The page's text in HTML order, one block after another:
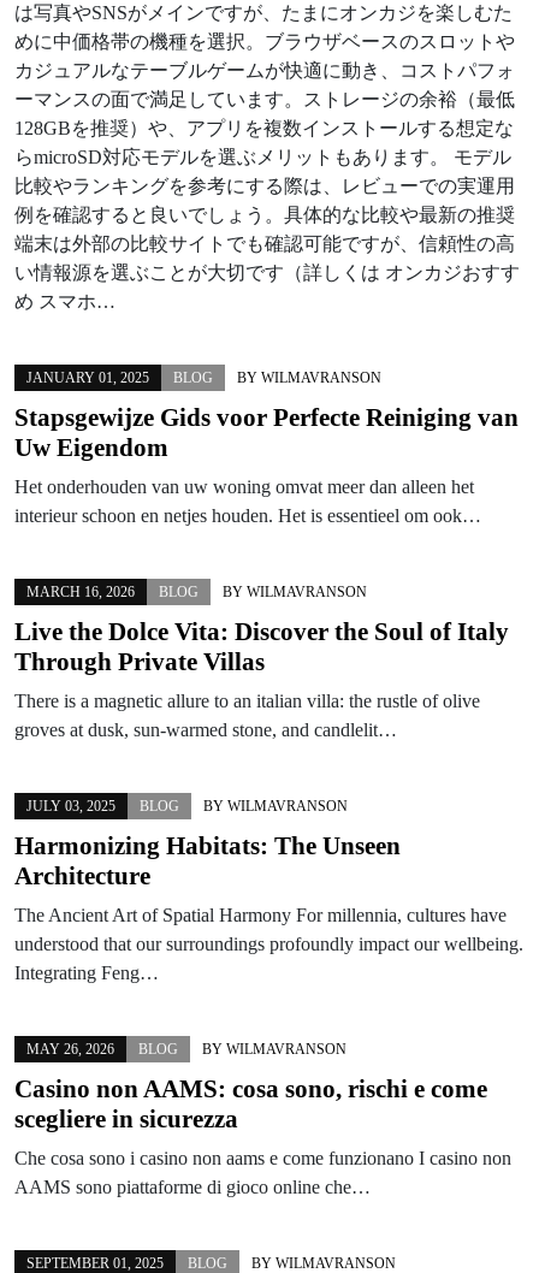
は写真やSNSがメインですが、たまにオンカジを楽しむた
めに中価格帯の機種を選択。ブラウザベースのスロットや
カジュアルなテーブルゲームが快適に動き、コストパフォ
ーマンスの面で満足しています。ストレージの余裕（最低
128GBを推奨）や、アプリを複数インストールする想定な
らmicroSD対応モデルを選ぶメリットもあります。 モデル
比較やランキングを参考にする際は、レビューでの実運用
例を確認すると良いでしょう。具体的な比較や最新の推奨
端末は外部の比較サイトでも確認可能ですが、信頼性の高
い情報源を選ぶことが大切です（詳しくは オンカジおすす
め スマホ…
JANUARY 01, 2025 BLOG BY WILMAVRANSON
Stapsgewijze Gids voor Perfecte Reiniging van
Uw Eigendom
Het onderhouden van uw woning omvat meer dan alleen het
interieur schoon en netjes houden. Het is essentieel om ook…
MARCH 16, 2026 BLOG BY WILMAVRANSON
Live the Dolce Vita: Discover the Soul of Italy
Through Private Villas
There is a magnetic allure to an italian villa: the rustle of olive
groves at dusk, sun-warmed stone, and candlelit…
JULY 03, 2025 BLOG BY WILMAVRANSON
Harmonizing Habitats: The Unseen
Architecture
The Ancient Art of Spatial Harmony For millennia, cultures have
understood that our surroundings profoundly impact our wellbeing.
Integrating Feng…
MAY 26, 2026 BLOG BY WILMAVRANSON
Casino non AAMS: cosa sono, rischi e come
scegliere in sicurezza
Che cosa sono i casino non aams e come funzionano I casino non
AAMS sono piattaforme di gioco online che…
SEPTEMBER 01, 2025 BLOG BY WILMAVRANSON